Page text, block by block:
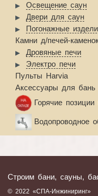
Освещение саун
Двери для саун
Погонажные
Камни д/печей-
Дровяные печи
Электро печи
Пульты Harvia
Аксессуары для бань
Горячие
Водопроводное
Строим бани, сауны,
© 2022 «СПА-Инжиниринг»